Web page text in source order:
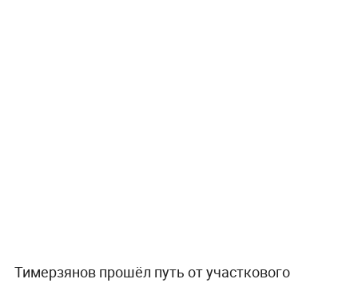
Тимерзянов прошёл путь от участкового